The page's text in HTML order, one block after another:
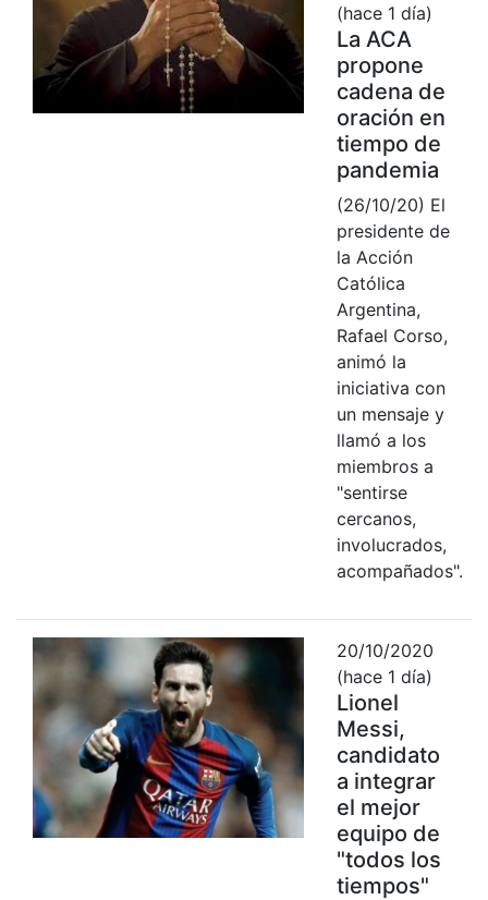
(hace 1 día)
La ACA
propone
cadena de
oración en
tiempo de
pandemia
(26/10/20) El
presidente de
la Acción
Católica
Argentina,
Rafael Corso,
animó la
iniciativa con
un mensaje y
llamó a los
miembros a
"sentirse
cercanos,
involucrados,
acompañados".
20/10/2020
(hace 1 día)
Lionel
Messi,
candidato
a integrar
el mejor
equipo de
"todos los
tiempos"